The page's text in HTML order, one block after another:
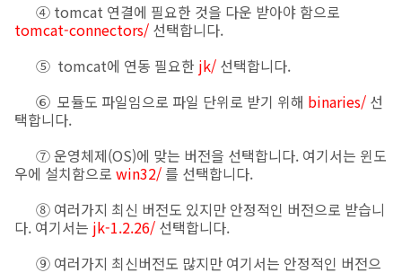
④ tomcat 연결에 필요한 것을 다운 받아야 함으로
tomcat-connectors/ 선택합니다.
⑤ tomcat에 연동 필요한 jk/ 선택합니다.
⑥ 모듈도 파일임으로 파일 단위로 받기 위해 binaries/ 선
택합니다.
⑦ 운영체제(OS)에 맞는 버전을 선택합니다. 여기서는 윈도
우에 설치함으로 win32/ 를 선택합니다.
⑧ 여러가지 최신 버전도 있지만 안정적인 버전으로 받습니
다. 여기서는 jk-1.2.26/ 선택합니다.
⑨ 여러가지 최신버전도 많지만 여기서는 안정적인 버전으